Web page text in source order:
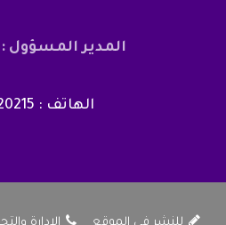
المدير المسؤول
الهاتف : 0610120215
للنشر في الموقع الإدارة